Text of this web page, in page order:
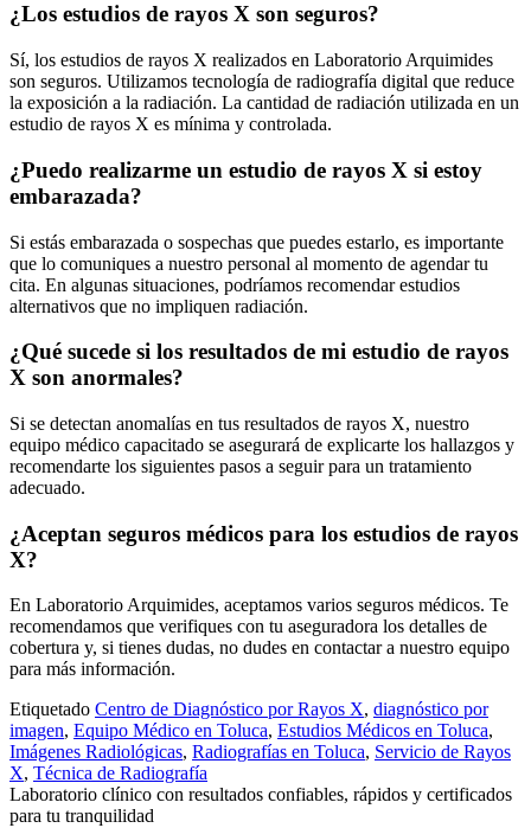
¿Los estudios de rayos X son seguros?
Sí, los estudios de rayos X realizados en Laboratorio Arquimides
son seguros. Utilizamos tecnología de radiografía digital que reduce
la exposición a la radiación. La cantidad de radiación utilizada en un
estudio de rayos X es mínima y controlada.
¿Puedo realizarme un estudio de rayos X si estoy
embarazada?
Si estás embarazada o sospechas que puedes estarlo, es importante
que lo comuniques a nuestro personal al momento de agendar tu
cita. En algunas situaciones, podríamos recomendar estudios
alternativos que no impliquen radiación.
¿Qué sucede si los resultados de mi estudio de rayos
X son anormales?
Si se detectan anomalías en tus resultados de rayos X, nuestro
equipo médico capacitado se asegurará de explicarte los hallazgos y
recomendarte los siguientes pasos a seguir para un tratamiento
adecuado.
¿Aceptan seguros médicos para los estudios de rayos
X?
En Laboratorio Arquimides, aceptamos varios seguros médicos. Te
recomendamos que verifiques con tu aseguradora los detalles de
cobertura y, si tienes dudas, no dudes en contactar a nuestro equipo
para más información.
Etiquetado Centro de Diagnóstico por Rayos X, diagnóstico por
imagen, Equipo Médico en Toluca, Estudios Médicos en Toluca,
Imágenes Radiológicas, Radiografías en Toluca, Servicio de Rayos
X, Técnica de Radiografía
Laboratorio clínico con resultados confiables, rápidos y certificados
para tu tranquilidad